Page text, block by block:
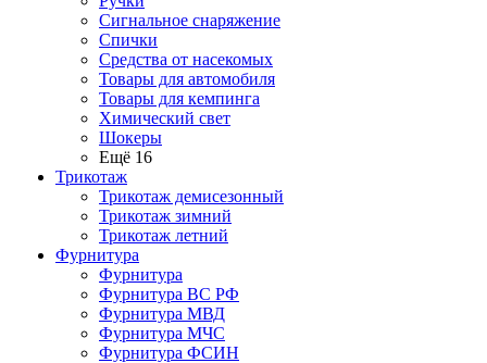
Сигнальное снаряжение
Спички
Средства от насекомых
Товары для автомобиля
Товары для кемпинга
Химический свет
Шокеры
Ещё 16
Трикотаж
Трикотаж демисезонный
Трикотаж зимний
Трикотаж летний
Фурнитура
Фурнитура
Фурнитура ВС РФ
Фурнитура МВД
Фурнитура МЧС
Фурнитура ФСИН